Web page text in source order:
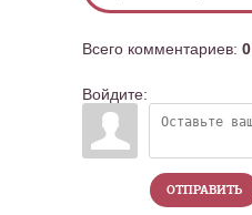
Всего комментариев: 0
Войдите:
ОТПРАВИТЬ